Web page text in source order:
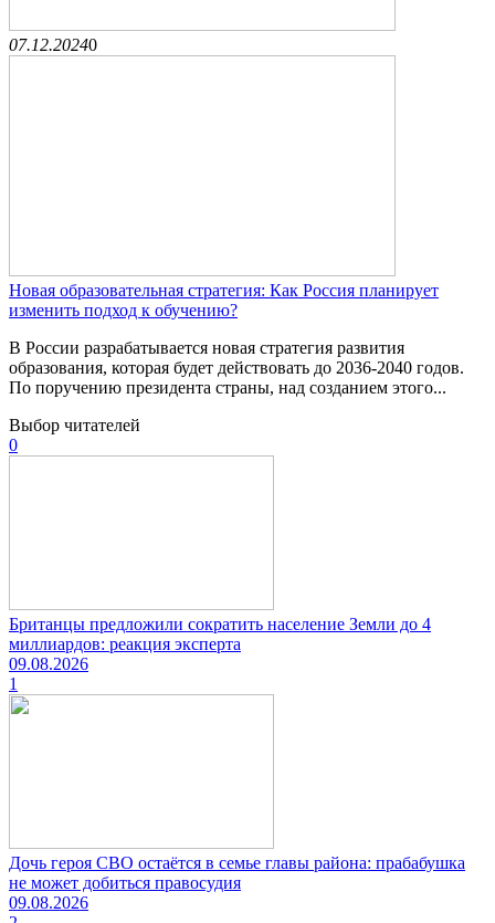
07.12.20240
Новая образовательная стратегия: Как Россия планирует
изменить подход к обучению?
В России разрабатывается новая стратегия развития
образования, которая будет действовать до 2036-2040 годов.
По поручению президента страны, над созданием этого...
Выбор читателей
0
Британцы предложили сократить население Земли до 4
миллиардов: реакция эксперта
09.08.2026
1
Дочь героя СВО остаётся в семье главы района: прабабушка
не может добиться правосудия
09.08.2026